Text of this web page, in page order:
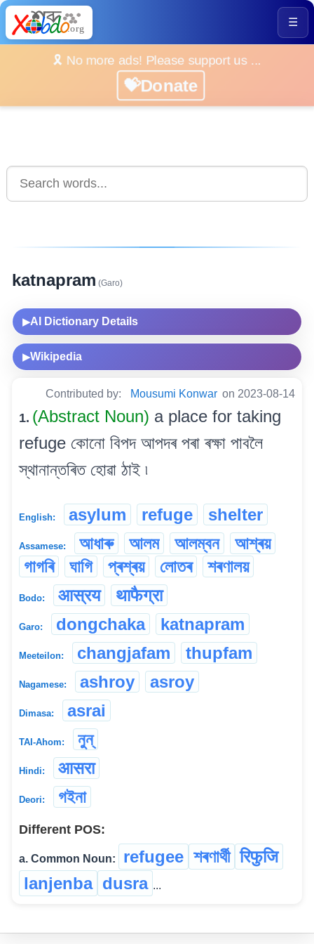
☰
🎗️ No more ads! Please support us ...
💝Donate
katnapram (Garo)
▶AI Dictionary Details
▶Wikipedia
Contributed by: Mousumi Konwar on 2023-08-14
1. (Abstract Noun) a place for taking
refuge কোনো বিপদ আপদৰ পৰা ৰক্ষা পাবলৈ
স্থানান্তৰিত হোৱা ঠাই ৷
English: asylum refuge shelter
Assamese: আধাৰু আলম আলম্বন
আশ্ৰয়
গাগৰি
ঘাগি প্ৰশ্ৰয় লোতৰ শৰণালয়
Bodo: आस्रय थाफैग्रा
Garo: dongchaka katnapram
Meeteilon: changjafam thupfam
Nagamese: ashroy asroy
Dimasa: asrai
TAI-Ahom: নুন্
Hindi: आसरा
Deori: গইনা
Different POS:
a. Common Noun: refugee শৰণাৰ্থী रिफुजि
lanjenba dusra ...